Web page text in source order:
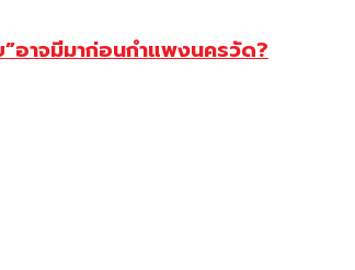
อาจมีมาก่อนกำแพงนครวัด?